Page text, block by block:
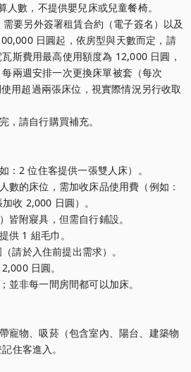
人數，不提供嬰兒床或兒童餐椅。
要另外簽署租賃合約（電子簽名）以及
日圓起，依房型與天數而定，請
斯費用最高使用額度為 12,000 日圓，
兩週安排一次更換床單被套（每次
用超過兩張床位，視實際情況另行收取
，請自行購買補充。
：2 位住客提供一張雙人床）。
數的床位，需加收床品使用費（例如：
收 2,000 日圓）。
皆附寢具，但需自行鋪設。
供 1 組毛巾。
請於入住前提出需求）。
日圓。
並非每一間房間都可以加床。
寵物、吸菸（包含室內、陽台、建築物
住客進入。